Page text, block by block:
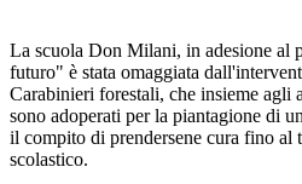
La scuola Don Milani, in adesione al
futuro" è stata omaggiata
Carabinieri forestali, che insieme agli
sono adoperati per la piantagione di
il compito di prendersene cura fino al
scolastico.